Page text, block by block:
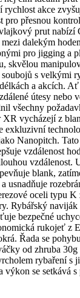
rychlost akce
pro přesnou
prut nabízí
dalekým
pro jigging a
skvělou
s velkými
a akcích.
útesy nebo
všechny
XR vycházejí z
exkluzivní
Nanopitch.
vzdálenost
vzdálenost.
blank,
usnadňuje
oceli typu K
Rybářský
bezpečné
rukojeť z
Řada se
od zhruba 30g
rybaření s
výkon se setkává s